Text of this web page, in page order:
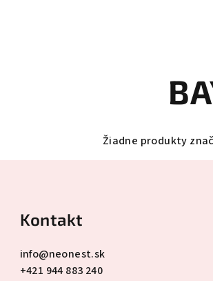
Žiadne produkty
Kontakt
info@neonest.sk
+421 944 883 240